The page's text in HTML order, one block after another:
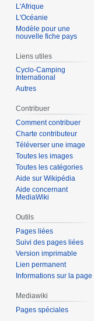
L'Afrique
L'Océanie
Modèle pour une
nouvelle fiche pays
Liens utiles
Cyclo-Camping
International
Autres
Contribuer
Comment contribuer
Charte contributeur
Téléverser une image
Toutes les images
Toutes les catégories
Aide sur Wikipédia
Aide concernant
MediaWiki
Outils
Pages liées
Suivi des pages liées
Version imprimable
Lien permanent
Informations sur la page
Mediawiki
Pages spéciales